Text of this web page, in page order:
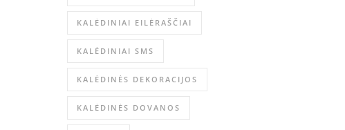
KALĖDINIAI EILĖRAŠČIAI
KALĖDINIAI SMS
KALĖDINĖS DEKORACIJOS
KALĖDINĖS DOVANOS